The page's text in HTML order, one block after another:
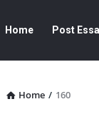
Essays
Home Post
Home / 160